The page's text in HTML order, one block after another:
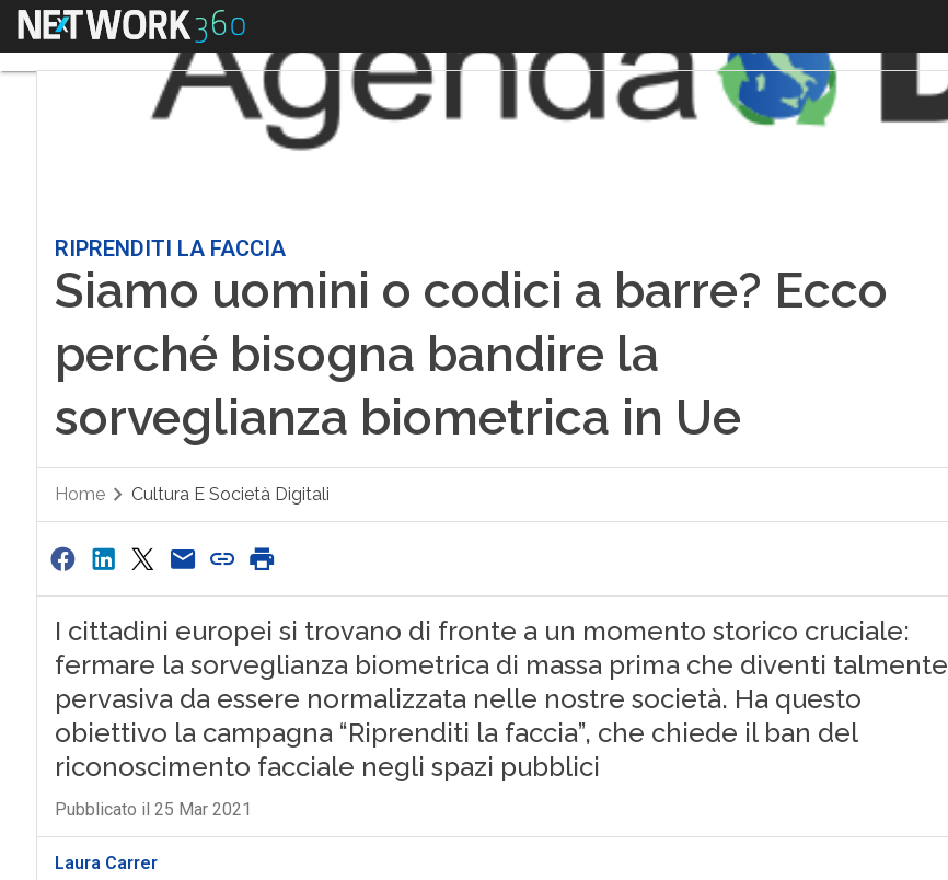
Menu
RIPRENDITI LA FACCIA
Siamo uomini o codici a barre? Ecco
perché bisogna bandire la
sorveglianza biometrica in Ue
Home Cultura E Società Digitali
I cittadini europei si trovano di fronte a un momento storico cruciale:
fermare la sorveglianza biometrica di massa prima che diventi talmente
pervasiva da essere normalizzata nelle nostre società. Ha questo
obiettivo la campagna “Riprenditi la faccia”, che chiede il ban del
riconoscimento facciale negli spazi pubblici
Pubblicato il 25 Mar 2021
Laura Carrer